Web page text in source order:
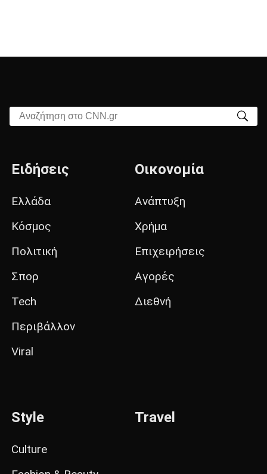
Αναζήτηση στο CNN.gr
Ειδήσεις
Ελλάδα
Κόσμος
Πολιτική
Σπορ
Tech
Περιβάλλον
Viral
Οικονομία
Ανάπτυξη
Χρήμα
Επιχειρήσεις
Αγορές
Διεθνή
Style
Culture
Travel